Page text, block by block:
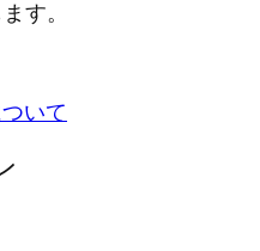
す。
いて